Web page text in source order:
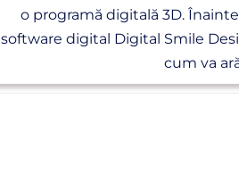
o programă digitală 3D.
software digital Digital Smile
cum va